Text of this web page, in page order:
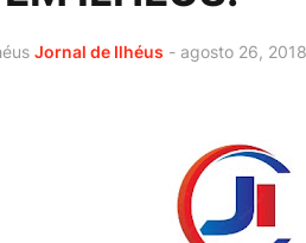
Jornal de Ilhéus - agosto 26, 2018